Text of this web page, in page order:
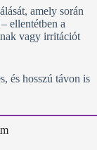
amely során
– ellentétben a
vagy irritációt
és hosszú távon is